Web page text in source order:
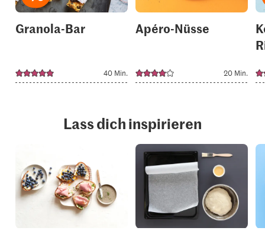
Granola-Bar
40 Min.
Apéro-Nüsse
20 Min.
Lass dich inspirieren